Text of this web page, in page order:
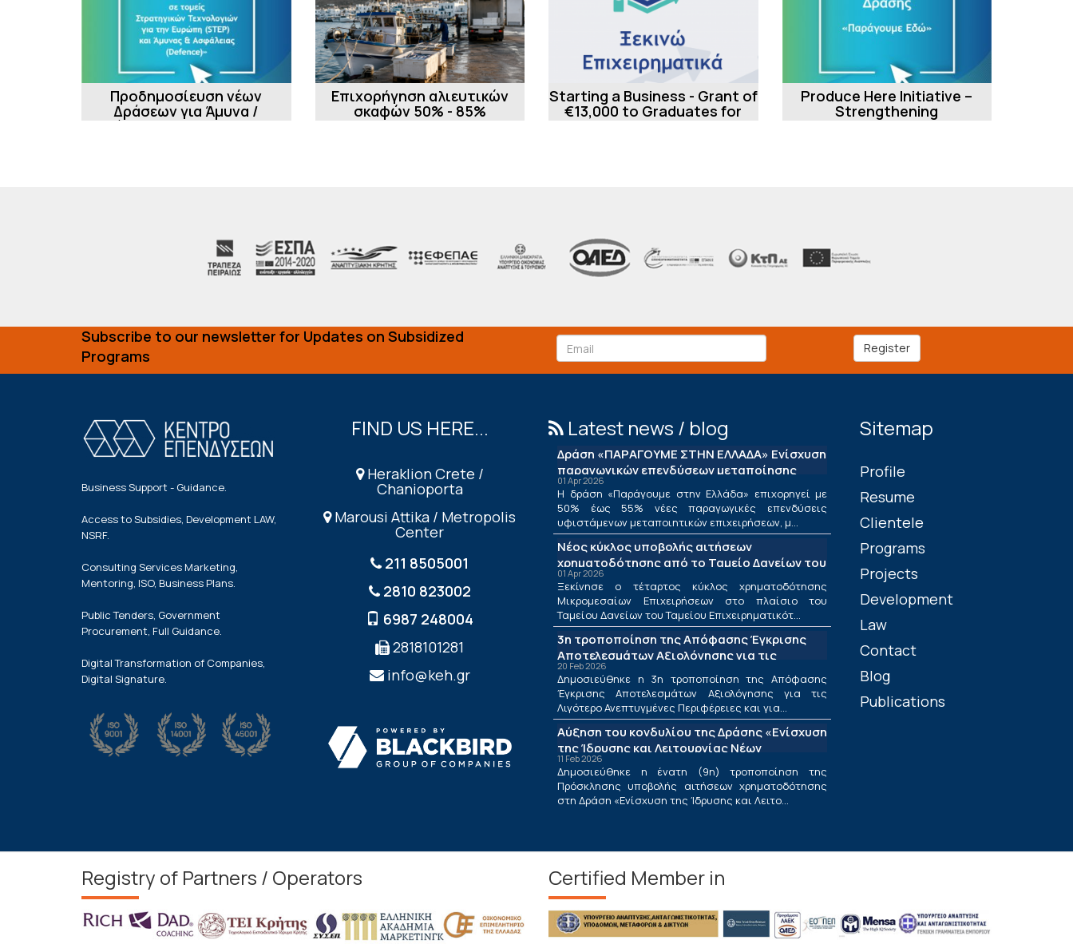
Προδημοσίευση νέων
Δράσεων για Άμυνα /
Ασφάλεια - STEP και DEFENSE
Επιχορήγηση αλιευτικών
σκαφών 50% - 85%
Starting a Business - Grant of
€13,000 to Graduates for
Produce Here Initiative –
Strengthening
Manufacturing Investments
Subscribe to our newsletter for Updates on Subsidized
Programs
Register
Business Support - Guidance.
Access to Subsidies, Development LAW,
NSRF.
Consulting Services Marketing,
Mentoring, ISO, Business Plans.
Public Tenders, Government
Procurement, Full Guidance.
Digital Transformation of Companies,
Digital Signature.
FIND US HERE...
Heraklion Crete /
Chanioporta
Marousi Attika / Metropolis
Center
211 8505001
2810 823002
6987 248004
2818101281
info@keh.gr
Latest news / blog
Δράση «ΠΑΡΑΓΟΥΜΕ ΣΤΗΝ ΕΛΛΑΔΑ» Ενίσχυση
παραγωγικών επενδύσεων μεταποίησης
01 Apr 2026
Η δράση «Παράγουμε στην Ελλάδα» επιχορηγεί με
50% έως 55% νέες παραγωγικές επενδύσεις
υφιστάμενων μεταποιητικών επιχειρήσεων, μ...
Νέος κύκλος υποβολής αιτήσεων
χρηματοδότησης από το Ταμείο Δανείων του
ΤΕΠΙΧ ΙΙΙ
01 Apr 2026
Ξεκίνησε ο τέταρτος κύκλος χρηματοδότησης
Μικρομεσαίων Επιχειρήσεων στο πλαίσιο του
Ταμείου Δανείων του Ταμείου Επιχειρηματικότ...
3η τροποποίηση της Απόφασης Έγκρισης
Αποτελεσμάτων Αξιολόγησης για τις
Λιγότερο Ανεπτυγμένες Περιφέρειες και για
τις Περιφέρειες Μετάβασης στο πλαίσιο της
Δράσης «Ενίσχυση της Ίδρυσης και
Λειτουργίας Νέων Μικρομεσαίων
Τουριστικών Επιχειρήσεων»
20 Feb 2026
Δημοσιεύθηκε η 3η τροποποίηση της Απόφασης
Έγκρισης Αποτελεσμάτων Αξιολόγησης για τις
Λιγότερο Ανεπτυγμένες Περιφέρειες και για...
Αύξηση του κονδυλίου της Δράσης «Ενίσχυση
της Ίδρυσης και Λειτουργίας Νέων
Μικρομεσαίων Τουριστικών Επιχειρήσεων»
11 Feb 2026
Δημοσιεύθηκε η ένατη (9η) τροποποίηση της
Πρόσκλησης υποβολής αιτήσεων χρηματοδότησης
στη Δράση «Ενίσχυση της Ίδρυσης και Λειτο...
Sitemap
Profile
Resume
Clientele
Programs
Projects
Development
Law
Contact
Blog
Publications
Registry of Partners / Operators Certified Member in